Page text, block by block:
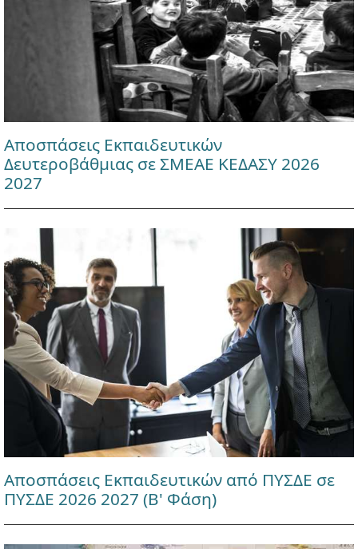
Αποσπάσεις Εκπαιδευτικών
Δευτεροβάθμιας σε ΣΜΕΑΕ ΚΕΔΑΣΥ 2026
2027
Αποσπάσεις Εκπαιδευτικών από ΠΥΣΔΕ σε
ΠΥΣΔΕ 2026 2027 (Β' Φάση)